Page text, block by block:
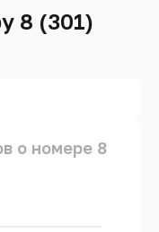
8 (301)
о номере 8